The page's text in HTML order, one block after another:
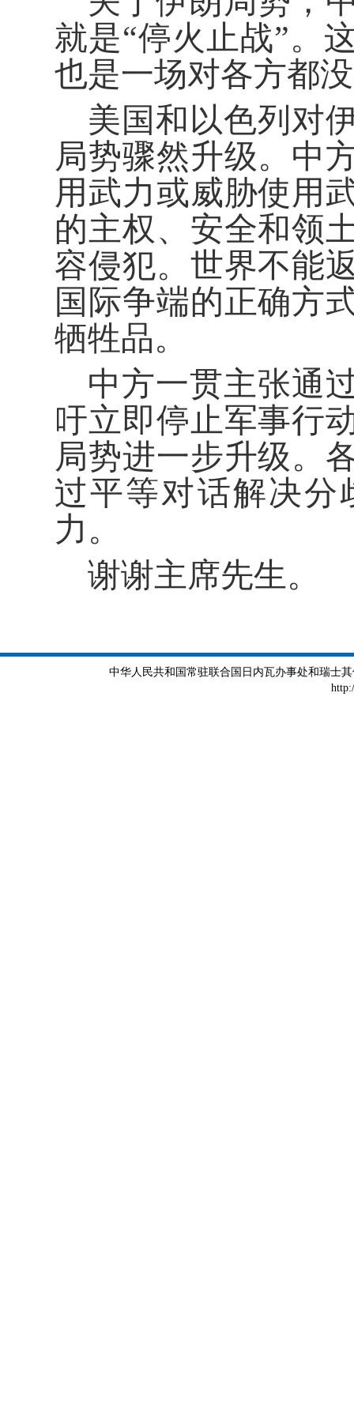
就是“停火止战”。
也是一场对各方都
美国和以色列对
局势骤然升级。中
用武力或威胁使用
的主权、安全和领
容侵犯。世界不能
国际争端的正确方
牺牲品。
中方一贯主张通
吁立即停止军事行
局势进一步升级。
过平等对话解决分
力。
谢谢主席先生。
中华人民共和国常驻联合国日内瓦办事处和瑞士